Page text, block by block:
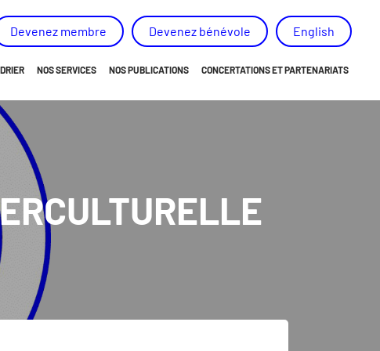
Devenez membre Devenez bénévole English
NOS SERVICES
DÉVELOPPEMENT D’HABILETÉS
PROJETS SPÉCIAUX
NOS PUBLICATIONS
PROJET « NON AU HARCÈLEMENT DE LA PERSONNE
CONCERTATIONS ET PARTENARIATS